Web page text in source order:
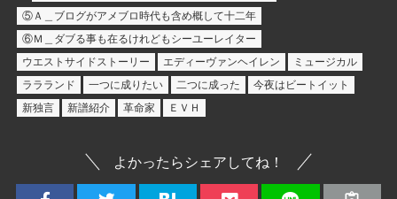
⑤Ａ＿ブログがアメブロ時代も含め概して十二年
⑥Ｍ＿ダブる事も在るけれどもシーユーレイター
ウエストサイドストーリー
エディーヴァンヘイレン
ミュージカル
ララランド
一つに成りたい 二つに成った
今夜はビートイット
新独言
新譜紹介 革命家 ＥＶＨ
よかったらシェアしてね！